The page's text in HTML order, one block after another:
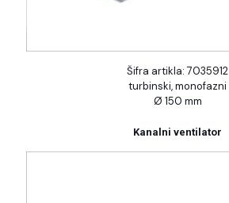
Šifra artikla: 7035912
turbinski, monofazni
Ø 150 mm
Kanalni ventilator